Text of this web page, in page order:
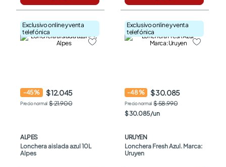
Exclusivo online y venta
telefónica
-45% $ 12.045
$ 21.900
ALPES
Lonchera aislada azul 10L
Alpes
Exclusivo online y venta
telefónica
-48% $ 30.085
$ 58.990
$30.085/un
URUYEN
Lonchera Fresh Azul. Marca:
Uruyen